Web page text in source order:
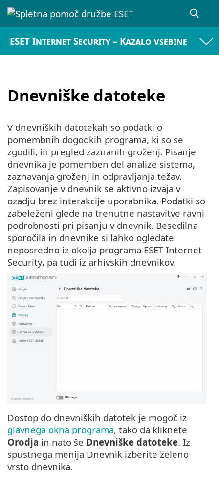
ESET Internet Security – Kazalo vsebine
Dnevniške datoteke
V dnevniških datotekah so podatki o
pomembnih dogodkih programa, ki so se
zgodili, in pregled zaznanih groženj. Pisanje
dnevnika je pomemben del analize sistema,
zaznavanja groženj in odpravljanja težav.
Zapisovanje v dnevnik se aktivno izvaja v
ozadju brez interakcije uporabnika. Podatki so
zabeleženi glede na trenutne nastavitve ravni
podrobnosti pri pisanju v dnevnik. Besedilna
sporočila in dnevnike si lahko ogledate
neposredno iz okolja programa ESET Internet
Security, pa tudi iz arhivskih dnevnikov.
Dostop do dnevniških datotek je mogoč iz
glavnega okna programa, tako da kliknete
Orodja in nato še Dnevniške datoteke. Iz
spustnega menija Dnevnik izberite želeno
vrsto dnevnika.